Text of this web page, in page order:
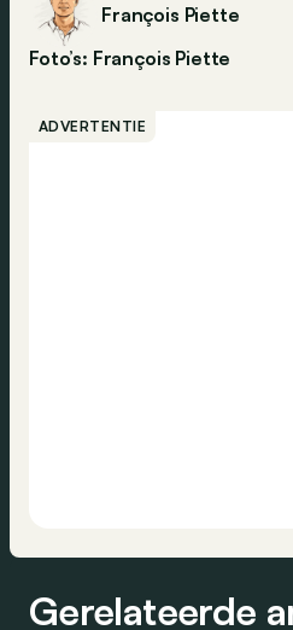
François Piette
Foto’s: François Piette
ADVERTENTIE
Gerelateerde